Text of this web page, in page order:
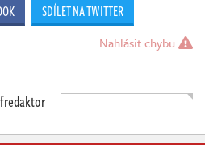
SDÍLET NA TWITTER
Nahlásit chybu